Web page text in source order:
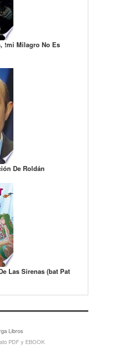
!mi Milagro No Es
De Roldán
Las Sirenas (bat Pat
Libros
PDF y EBOOK